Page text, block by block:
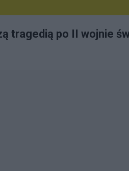
tragedią po II wojnie